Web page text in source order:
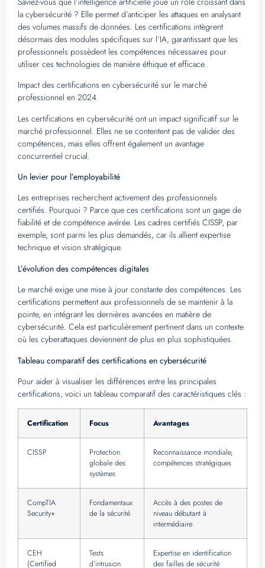
la cybersécurité ? Elle permet d’anticiper les attaques en analysant
des volumes massifs de données. Les certifications intègrent
désormais des modules spécifiques sur l’IA, garantissant que les
professionnels possèdent les compétences nécessaires pour
utiliser ces technologies de manière éthique et efficace.
Impact des certifications en cybersécurité sur le marché
professionnel en 2024
Les certifications en cybersécurité ont un impact significatif sur le
marché professionnel. Elles ne se contentent pas de valider des
compétences, mais elles offrent également un avantage
concurrentiel crucial.
Un levier pour l’employabilité
Les entreprises recherchent activement des professionnels
certifiés. Pourquoi ? Parce que ces certifications sont un gage de
fiabilité et de compétence avérée. Les cadres certifiés CISSP, par
exemple, sont parmi les plus demandés, car ils allient expertise
technique et vision stratégique.
L’évolution des compétences digitales
Le marché exige une mise à jour constante des compétences. Les
certifications permettent aux professionnels de se maintenir à la
pointe, en intégrant les dernières avancées en matière de
cybersécurité. Cela est particulièrement pertinent dans un contexte
où les cyberattaques deviennent de plus en plus sophistiquées.
Tableau comparatif des certifications en cybersécurité
Pour aider à visualiser les différences entre les principales
certifications, voici un tableau comparatif des caractéristiques clés :
Certification Focus Avantages
CISSP
Protection
globale des
systèmes
Reconnaissance mondiale,
compétences stratégiques
CompTIA
Security+
Fondamentaux
de la sécurité
Accès à des postes de
niveau débutant à
intermédiaire
CEH
(Certified
Tests
d’intrusion
Expertise en identification
des failles de sécurité